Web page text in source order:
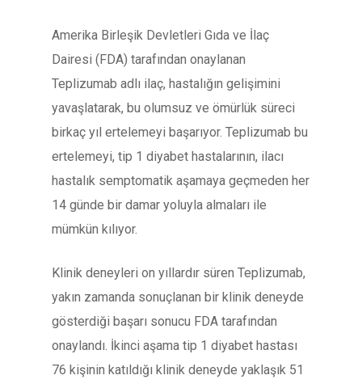
Amerika Birleşik Devletleri Gıda ve İlaç
Dairesi (FDA) tarafından onaylanan
Teplizumab adlı ilaç, hastalığın gelişimini
yavaşlatarak, bu olumsuz ve ömürlük süreci
birkaç yıl ertelemeyi başarıyor. Teplizumab bu
ertelemeyi, tip 1 diyabet hastalarının, ilacı
hastalık semptomatik aşamaya geçmeden her
14 günde bir damar yoluyla almaları ile
mümkün kılıyor.
Klinik deneyleri on yıllardır süren Teplizumab,
yakın zamanda sonuçlanan bir klinik deneyde
gösterdiği başarı sonucu FDA tarafından
onaylandı. İkinci aşama tip 1 diyabet hastası
76 kişinin katıldığı klinik deneyde yaklaşık 51